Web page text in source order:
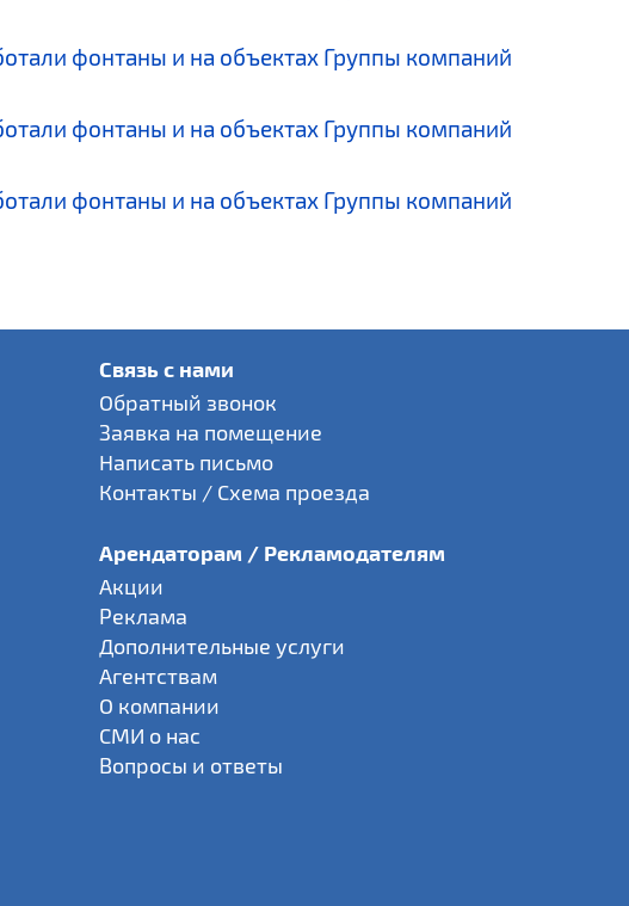
Связь с нами
Обратный звонок
Заявка на помещение
Написать письмо
Контакты / Схема проезда
Арендаторам / Рекламодателям
Акции
Реклама
Дополнительные услуги
Агентствам
О компании
СМИ о нас
Вопросы и ответы